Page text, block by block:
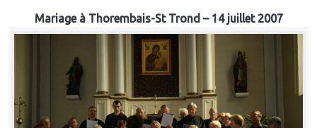
Mariage à Thorembais-St Trond – 14 juillet 2007